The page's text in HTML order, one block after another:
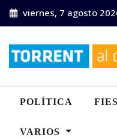
Saltar
al
viernes, 7 agosto
POLÍTICA
VARIOS